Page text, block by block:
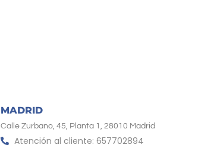
MADRID
Calle Zurbano, 45, Planta 1, 28010 Madrid
Atención al cliente: 657702894